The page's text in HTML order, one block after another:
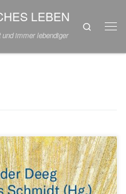
LEBEN
immer lebendiger
Search
Zimmerling erschien die